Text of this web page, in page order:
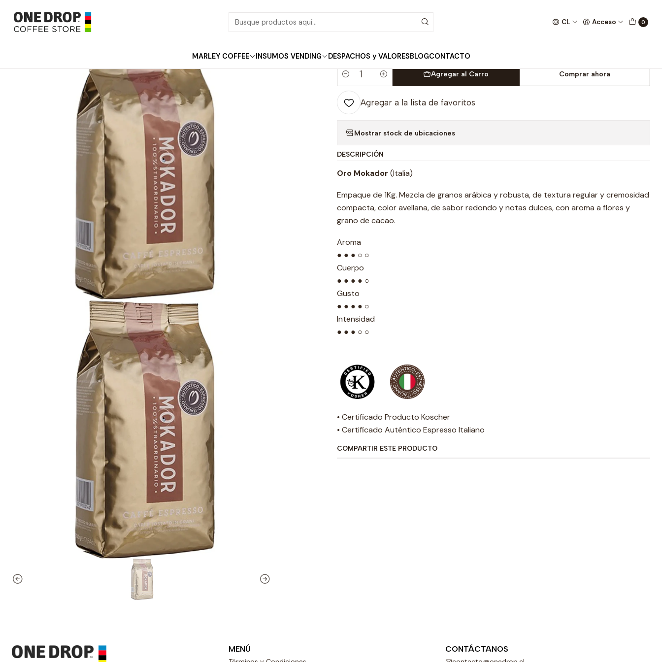
CL Acceso 0
MARLEY COFFEE INSUMOS VENDING DESPACHOS y VALORESBLOGCONTACTO
Inicio Café Grano Entero Café Grano Entero ORO 1kg.
Café Grano Entero ORO 1kg.
Cantidad
Agregar al Carro Comprar ahora
Agregar a la lista de favoritos
Mostrar stock de ubicaciones
DESCRIPCIÓN
Oro Mokador (Italia)
Empaque de 1Kg. Mezcla de granos arábica y robusta, de textura regular y cremosidad
compacta, color avellana, de sabor redondo y notas dulces, con aroma a flores y
grano de cacao.
Aroma
● ● ● ○ ○
Cuerpo
● ● ● ● ○
Gusto
● ● ● ● ○
Intensidad
● ● ● ○ ○
• Certificado Producto Koscher
• Certificado Auténtico Espresso Italiano
COMPARTIR ESTE PRODUCTO
MENÚ CONTÁCTANOS